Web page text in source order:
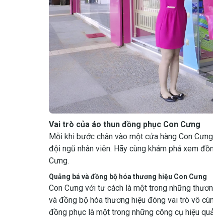
Vai trò của áo thun đồng phục Con Cưng
Mỗi khi bước chân vào một cửa hàng Con
đội ngũ nhân viên. Hãy cùng khám phá xem
Cưng.
Quảng bá và đồng bộ hóa thương hiệu Con Cưng
Con Cưng với tư cách là một trong những
và đồng bộ hóa thương hiệu đóng vai trò vô
đồng phục là một trong những công cụ hiệu